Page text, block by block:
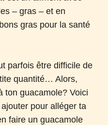
– gras – et en
gras pour la santé
parfois être difficile de
quantité… Alors,
ton guacamole? Voici
pour alléger ta
faire un guacamole